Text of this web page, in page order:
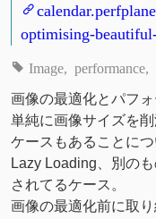
optimising-
Image performance
画像の最適化とパフォ
単純に画像サイズを
ケースもあることにつ
Lazy Loading、別の
されてるケース。
画像の最適化前に取